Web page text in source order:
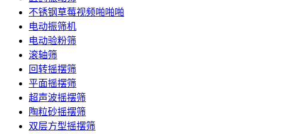
不锈钢草莓视频啪啪啪
电动振筛机
电动验粉筛
滚轴筛
回转摇摆筛
平面摇摆筛
超声波摇摆筛
陶粒砂摇摆筛
双层方型摇摆筛